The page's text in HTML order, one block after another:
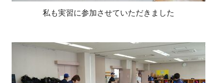
私も実習に参加させていただきました